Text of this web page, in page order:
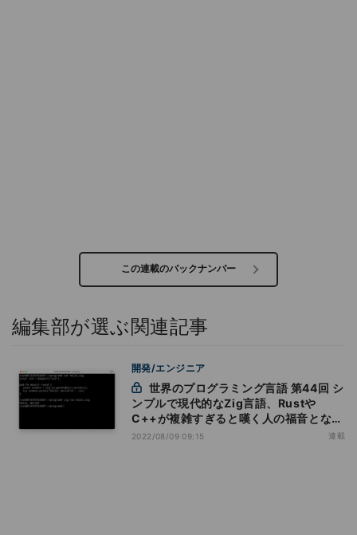
この連載のバックナンバー
編集部が選ぶ関連記事
開発/エンジニア
ンプルで現代的なZig言語、Rustや
C++が複雑すぎると嘆く人の福音となる
か
2022/08/09 09:15 連載